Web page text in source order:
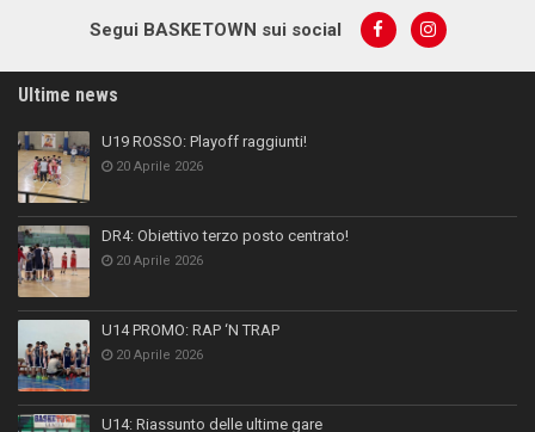
Segui BASKETOWN sui social
Ultime news
U19 ROSSO: Playoff raggiunti!
20 Aprile 2026
DR4: Obiettivo terzo posto centrato!
20 Aprile 2026
U14 PROMO: RAP ‘N TRAP
20 Aprile 2026
U14: Riassunto delle ultime gare